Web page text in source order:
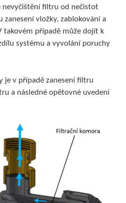
nevyčištění filtru od nečistot
zanesení vložky, zablokování a
takovém případě může dojít k
systému a vyvolání poruchy
je v případě zanesení filtru
a následné opětovné uvedení